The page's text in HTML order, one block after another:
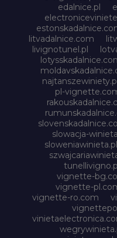
edalnice.pl
litvadalnice.com
livignotunel.pl
pl-
slowacja-
sloweniawinieta.pl
vignette-
vignette-
vignette-ro.com